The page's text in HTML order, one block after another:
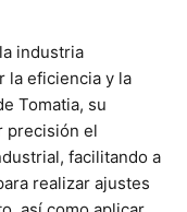
industria
la eficiencia y la
Tomatia, su
precisión el
facilitando a
realizar ajustes